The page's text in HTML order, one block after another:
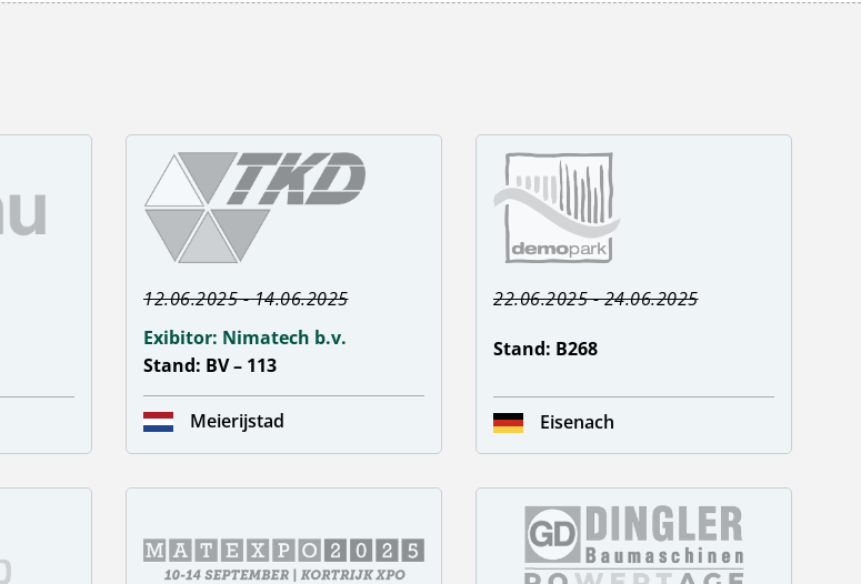
12.06.2025 - 14.06.2025
Exibitor: Nimatech b.v.
Stand: BV – 113
Meierijstad
22.06.2025 - 24.06.2025
Stand: B268
Eisenach